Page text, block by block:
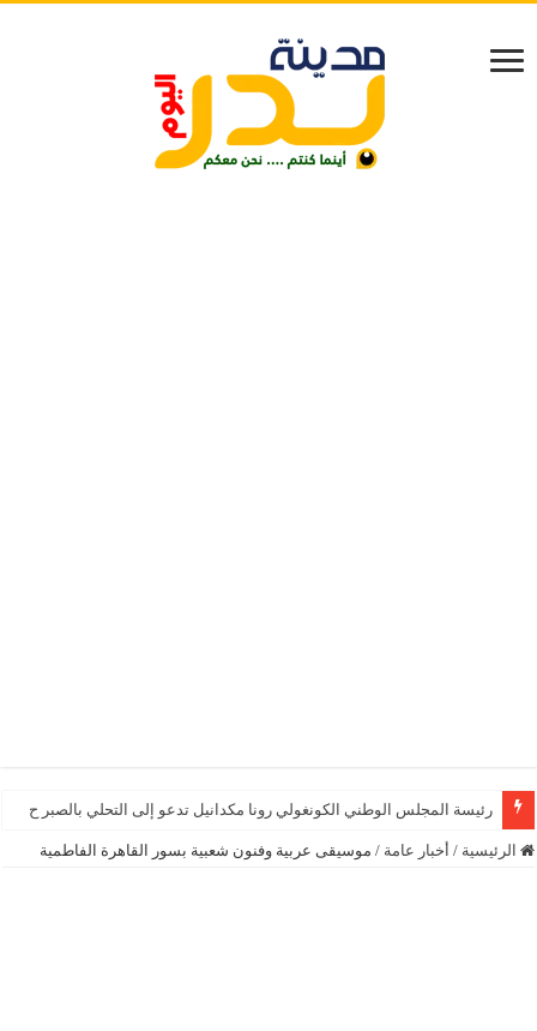
رئيسة المجلس الوطني الكونغولي رونا مكدانيل تدعو إلى التحلي بالصبر حتى يمكن
الرئيسية / أخبار عامة / موسيقى عربية وفنون شعبية بسور القاهرة الفاطمية